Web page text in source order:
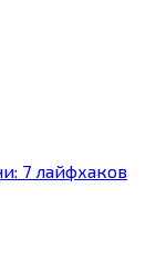
7 лайфхаков